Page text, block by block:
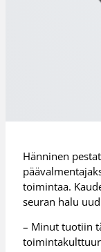
Hänninen
toimintaa.
seuran halu
– Minut tuotiin